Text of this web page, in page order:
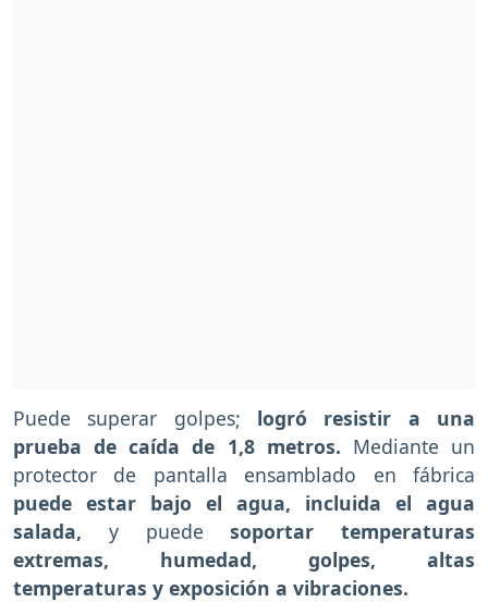
Puede superar golpes; logró resistir a una
prueba de caída de 1,8 metros. Mediante un
protector de pantalla ensamblado en fábrica
puede estar bajo el agua, incluida el agua
salada, y puedesoportar temperaturas
extremas, humedad, golpes, altas
temperaturas y exposición a vibraciones.